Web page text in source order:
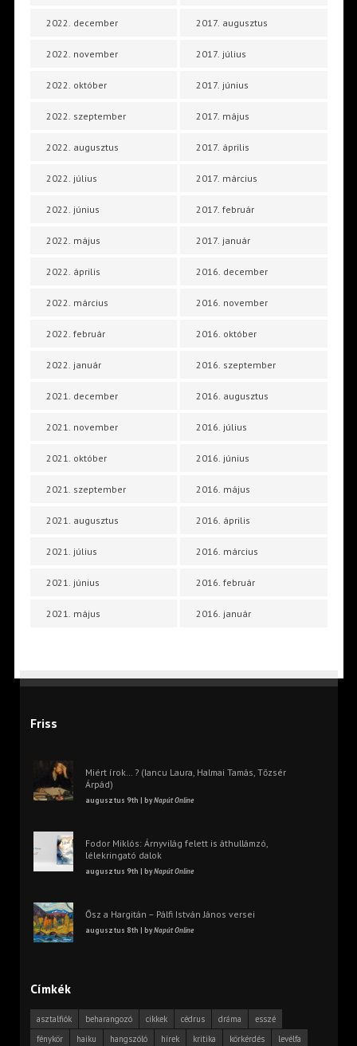
2022. december
2022. november
2022. október
2022. szeptember
2022. augusztus
2022. július
2022. június
2022. május
2022. április
2022. március
2022. február
2022. január
2021. december
2021. november
2021. október
2021. szeptember
2021. augusztus
2021. július
2021. június
2021. május
2017. augusztus
2017. július
2017. június
2017. május
2017. április
2017. március
2017. február
2017. január
2016. december
2016. november
2016. október
2016. szeptember
2016. augusztus
2016. július
2016. június
2016. május
2016. április
2016. március
2016. február
2016. január
Friss
Miért írok… ? (Iancu Laura, Halmai Tamás, Tőzsér
Árpád)
augusztus 9th | byNapút Online
Fodor Miklós: Árnyvilág felett is áthullámzó,
lélekringató dalok
augusztus 9th | byNapút Online
Ősz a Hargitán – Pálfi István János versei
augusztus 8th | byNapút Online
Címkék
asztalfiók beharangozó cikkek cédrus dráma
esszé
fénykör
haiku hangszóló hírek kritika körkérdés
levélfa